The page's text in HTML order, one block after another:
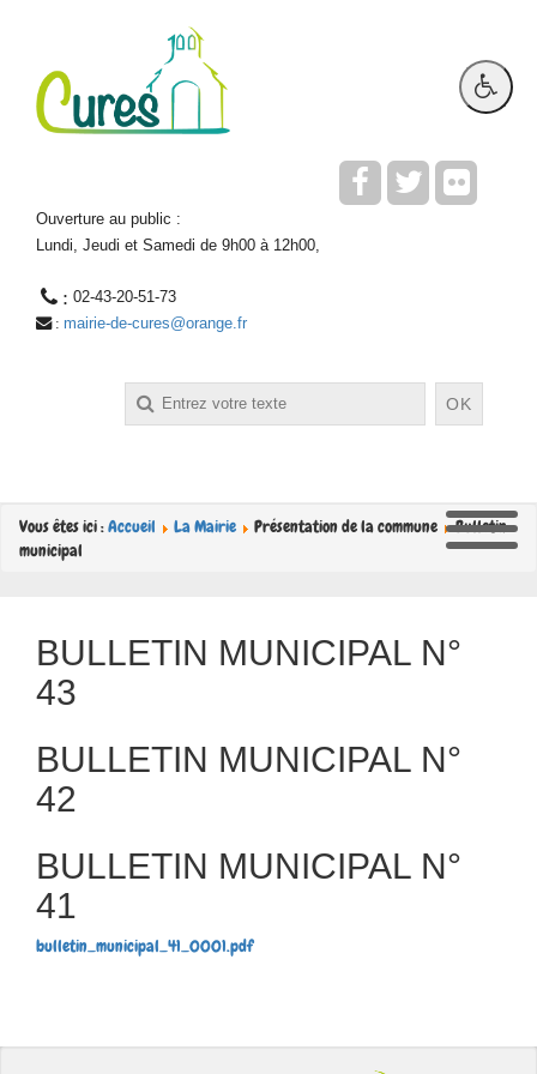
Ouverture au public :
Lundi, Jeudi et Samedi de 9h00 à 12h00,
: 02-43-20-51-73
: mairie-de-cures@orange.fr
OK
Vous êtes ici :Accueil La Mairie Présentation de la commune
Bulletin
municipal
BULLETIN MUNICIPAL N°
43
BULLETIN MUNICIPAL N°
42
BULLETIN MUNICIPAL N°
41
bulletin_municipal_41_0001.pdf